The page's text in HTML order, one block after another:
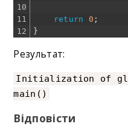
10
11
12
return 0 ;
}
Результат:
Initialization of
main()
Відповісти